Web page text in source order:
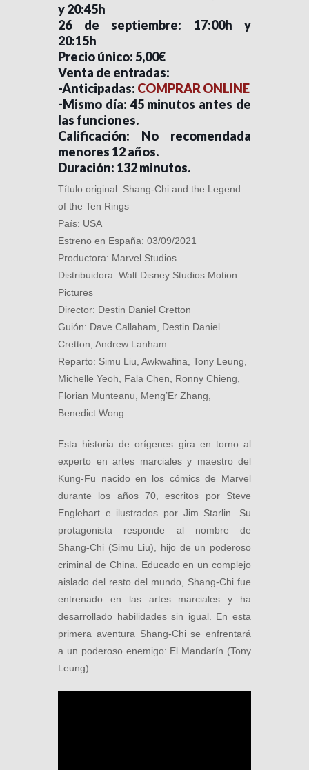
y 20:45h
26 de septiembre: 17:00h y
20:15h
Precio único: 5,00€
Venta de entradas:
-Anticipadas: COMPRAR ONLINE
-Mismo día: 45 minutos antes de
las funciones.
Calificación: No recomendada
menores 12 años.
Duración: 132 minutos.
Título original: Shang-Chi and the Legend
of the Ten Rings
País: USA
Estreno en España: 03/09/2021
Productora: Marvel Studios
Distribuidora: Walt Disney Studios Motion
Pictures
Director: Destin Daniel Cretton
Guión: Dave Callaham, Destin Daniel
Cretton, Andrew Lanham
Reparto: Simu Liu, Awkwafina, Tony Leung,
Michelle Yeoh, Fala Chen, Ronny Chieng,
Florian Munteanu, Meng’Er Zhang,
Benedict Wong
Esta historia de orígenes gira en torno al
experto en artes marciales y maestro del
Kung-Fu nacido en los cómics de Marvel
durante los años 70, escritos por Steve
Englehart e ilustrados por Jim Starlin. Su
protagonista responde al nombre de
Shang-Chi (Simu Liu), hijo de un poderoso
criminal de China. Educado en un complejo
aislado del resto del mundo, Shang-Chi fue
entrenado en las artes marciales y ha
desarrollado habilidades sin igual. En esta
primera aventura Shang-Chi se enfrentará
a un poderoso enemigo: El Mandarín (Tony
Leung).